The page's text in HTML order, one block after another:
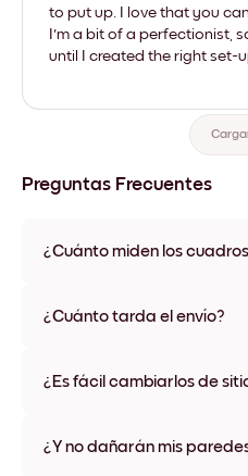
to put up. I love that you
I'm a bit of a perfectionist,
until I created the right set-
Preguntas Frecuentes
¿Cuánto miden los
varios materiales y colores de
¿Cuánto tarda el envío?
disponibles en algunos países.
¿Es fácil cambiarlos de
ningún daño
¿Y no dañarán mis